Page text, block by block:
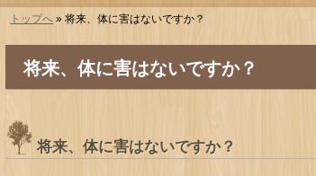
将来、体に害はないですか？
トップへ » 将来、体に害はないですか？
将来、体に害はないですか？